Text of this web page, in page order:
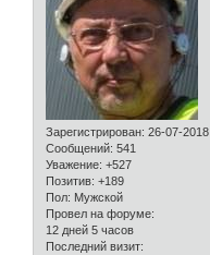
Зарегистрирован: 26-07-2018
Сообщений: 541
Уважение: +527
Позитив: +189
Пол: Мужской
Провел на форуме:
12 дней 5 часов
Последний визит: